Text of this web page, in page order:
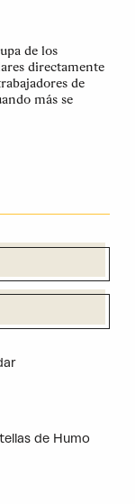
de los
directamente
de
más se
de Humo